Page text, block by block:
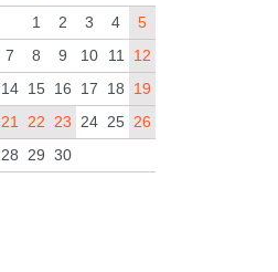
1
2 3 4
5
7 8 9 10 11
12
14 15 16 17 18
19
21 22 23 24 25 26
28 29 30